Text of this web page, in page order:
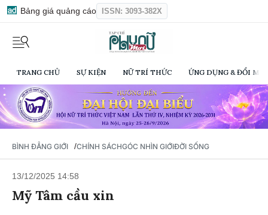
Bảng giá quảng cáo ISSN: 3093-382X
TRANG CHỦ SỰ KIỆN NỮ TRÍ THỨC ỨNG DỤNG & ĐỔI
BÌNH ĐẲNG GIỚI /CHÍNH SÁCHGÓC NHÌN GIỚIĐỜI SỐNG
13/12/2025 14:58
Mỹ Tâm cầu xin